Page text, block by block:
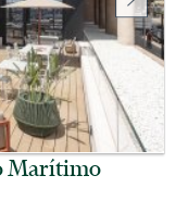
Marítimo